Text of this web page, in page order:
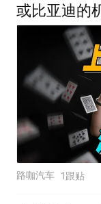
或比亚迪的
路咖汽车 1跟贴